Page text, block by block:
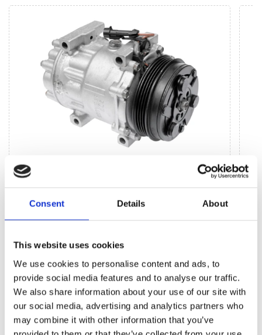
Consent Details About
This website uses cookies
We use cookies to personalise content and ads, to
provide social media features and to analyse our traffic.
We also share information about your use of our site with
our social media, advertising and analytics partners who
may combine it with other information that you’ve
Sprężarka klimatyzacji (35)
BESTSELLERY CZĘŚCI ZAMIENNYCH TEJ
MARKI AUDI A1